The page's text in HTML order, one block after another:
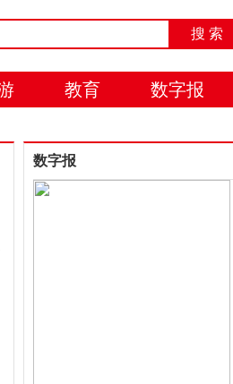
搜 索
教育 数字报
数字报